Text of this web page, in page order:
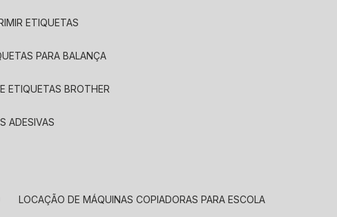
ETIQUETAS
PARA BALANÇA
ETIQUETAS BROTHER
ADESIVAS
LOCAÇÃO DE MÁQUINAS COPIADORAS PARA ESCOLA